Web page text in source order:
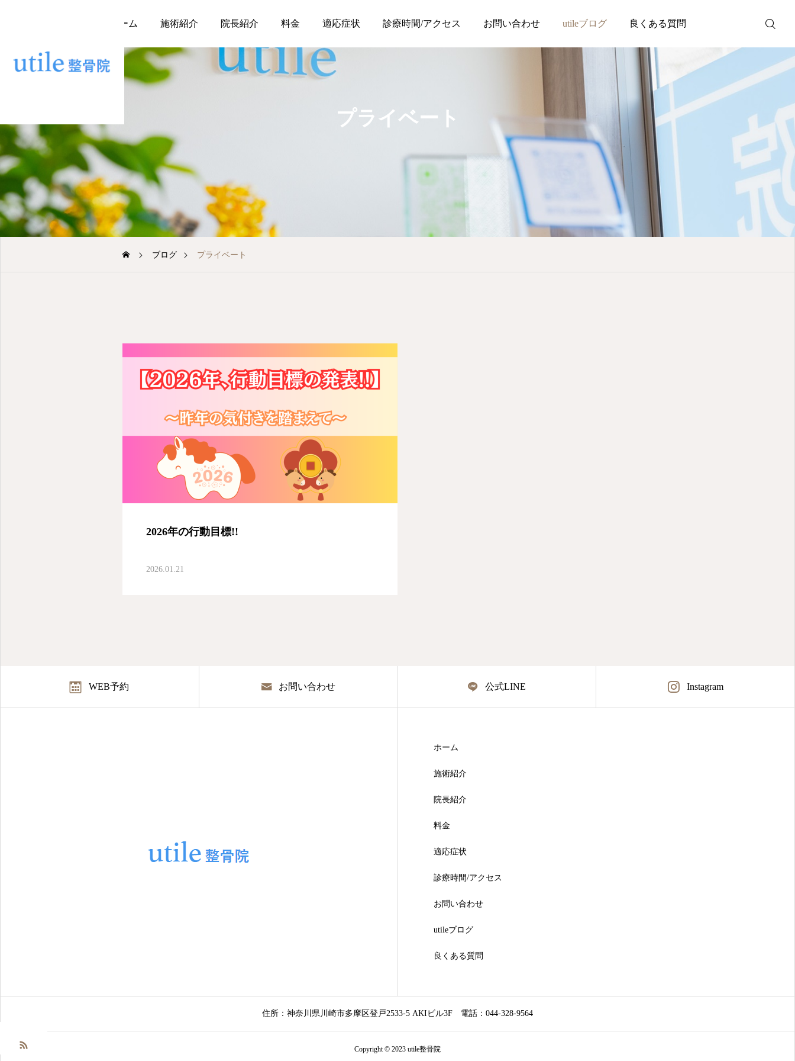
ホーム 施術紹介 院長紹介 料金 適応症状 診療時間/アクセス お問い合わせ utileブログ 良くある質問
WEB予約
お問い合わせ
公式LINE
Instagram
プライベート
ブログ プライベート
2026年の行動目標!!
2026.01.21
WEB予約 お問い合わせ 公式LINE Instagram
ホーム
施術紹介
院長紹介
料金
適応症状
診療時間/アクセス
お問い合わせ
utileブログ
良くある質問
住所：神奈川県川崎市多摩区登戸2533-5 AKIビル3F 電話：044-328-9564
Copyright © 2023 utile整骨院